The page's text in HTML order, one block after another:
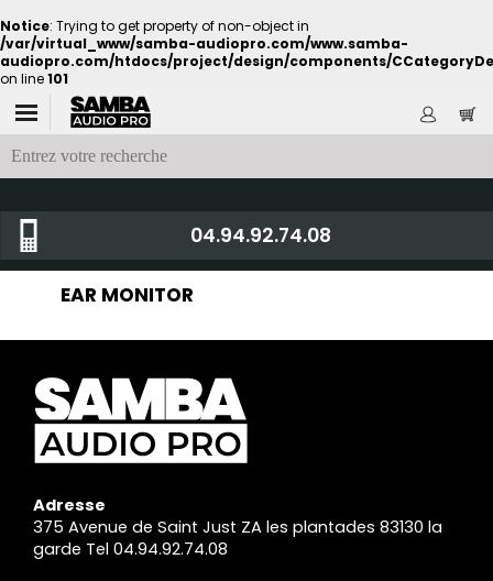
Notice: Trying to get property of non-object in
/var/virtual_www/samba-audiopro.com/www.samba-
audiopro.com/htdocs/project/design/components/
on line101
04.94.92.74.08
EAR MONITOR
Adresse
375 Avenue de Saint Just ZA les plantades 83130 la
garde Tel 04.94.92.74.08